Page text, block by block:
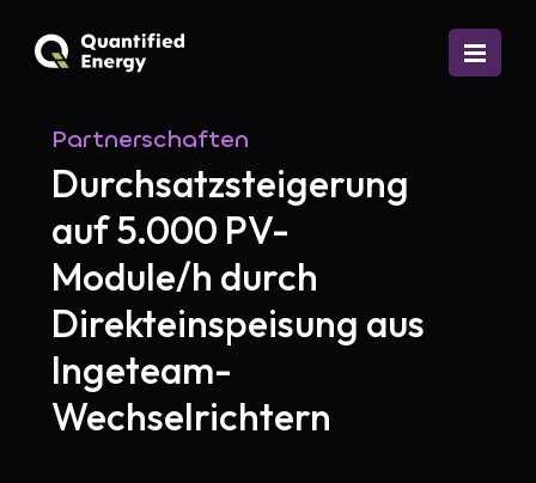
Partnerschaften
Durchsatzsteigerung
auf 5.000 PV-
Module/h durch
Direkteinspeisung aus
Ingeteam-
Wechselrichtern